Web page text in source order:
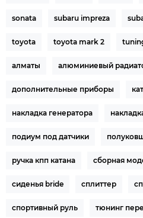
sonata subaru impreza
toyota toyota mark 2
алматы алюминиевый
дополнительные приборы
накладка генератора
подиум под датчики
ручка кпп катана сборная
сиденья bride сплиттер
спортивный руль тюнинг